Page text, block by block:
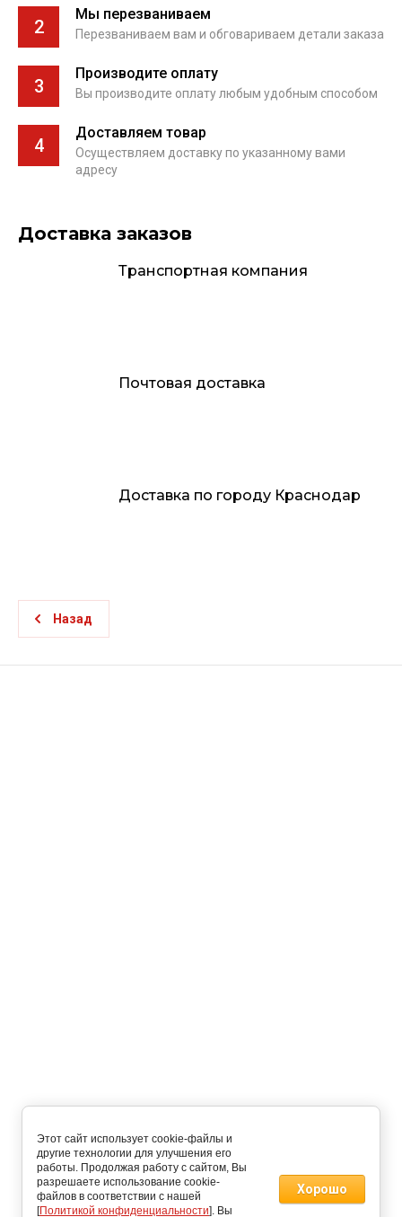
2
Мы перезваниваем
Перезваниваем вам и обговариваем детали заказа
3
Производите оплату
Вы производите оплату любым удобным способом
4
Доставляем товар
Осуществляем доставку по указанному вами
адресу
Доставка заказов
Транспортная компания
Почтовая доставка
Доставка по городу Краснодар
Назад
Этот сайт использует cookie-файлы и
другие технологии для улучшения его
работы. Продолжая работу с сайтом, Вы
разрешаете использование cookie-
файлов в соответствии с нашей
[Политикой конфиденциальности]. Вы
Хорошо